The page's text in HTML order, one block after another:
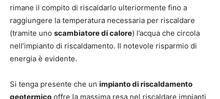
rimane il compito di riscaldarlo ulteriormente fino a
raggiungere la temperatura necessaria per riscaldare
(tramite uno scambiatore di calore) l’acqua che circola
nell’impianto di riscaldamento. Il notevole risparmio di
energia è evidente.
Si tenga presente che un impianto di riscaldamento
geotermico offre la massima resa nel riscaldare impianti